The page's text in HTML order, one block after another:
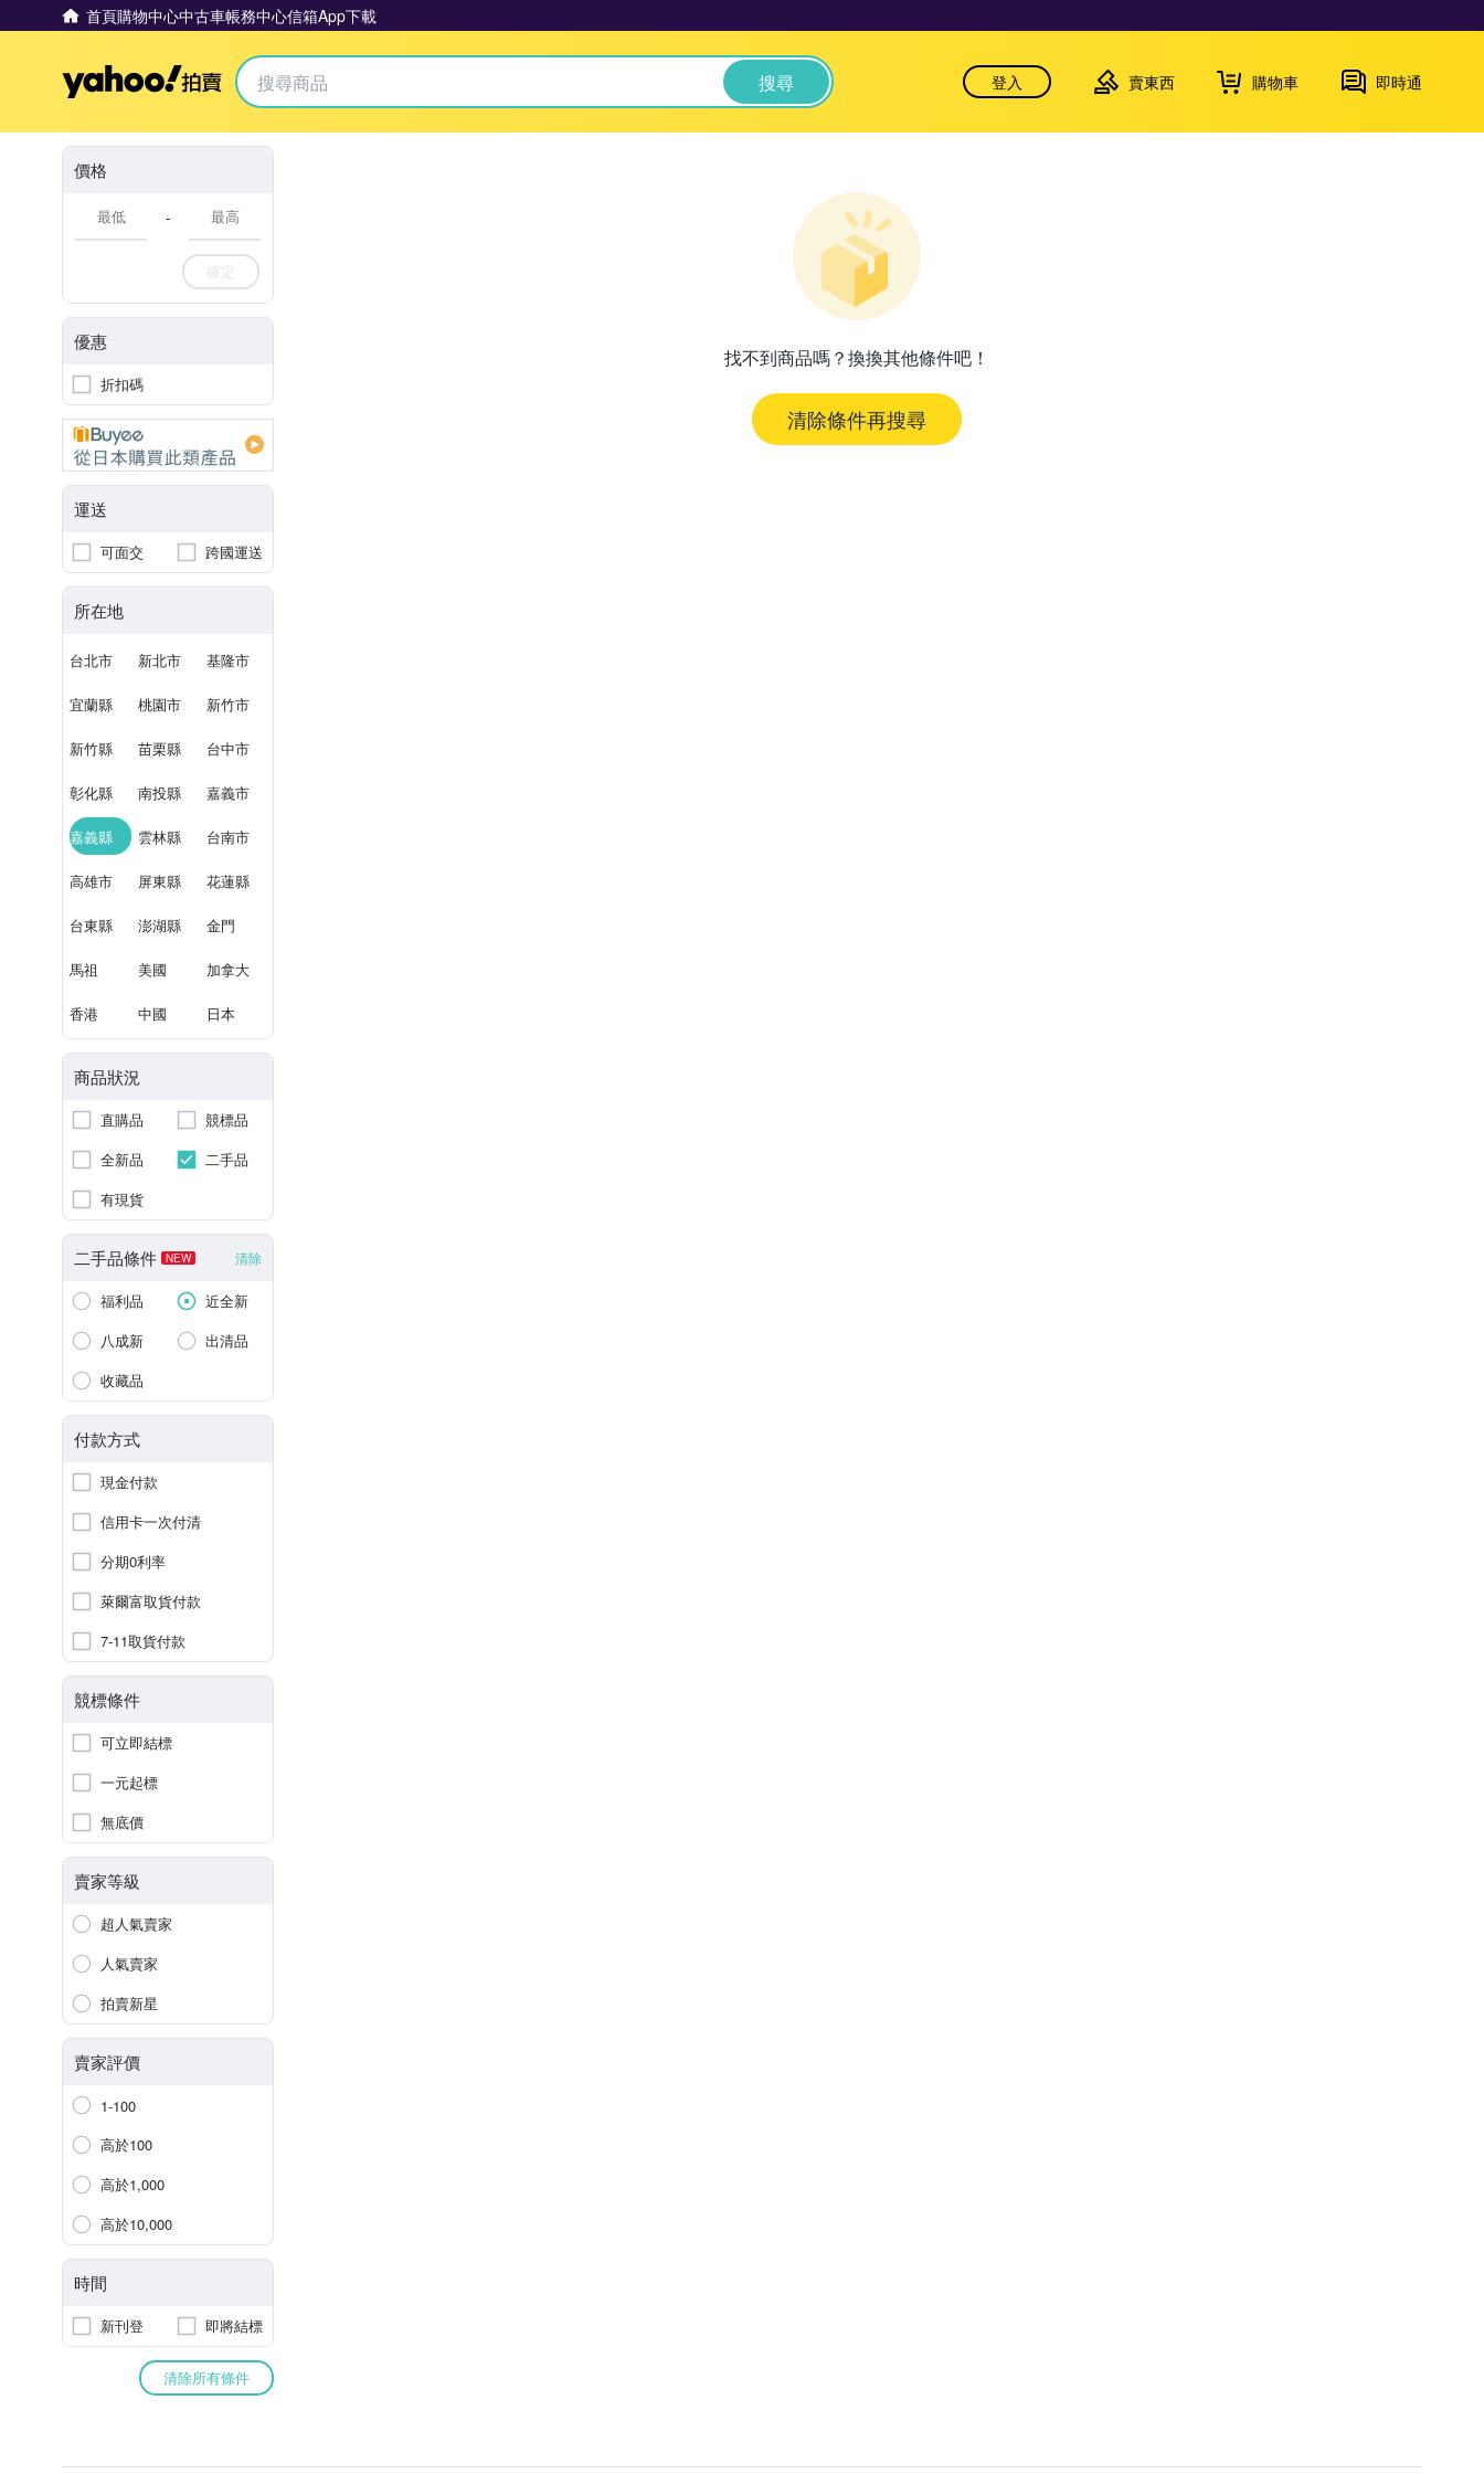
首頁購物中心中古車帳務中心信箱App下載
Yahoo拍賣 搜尋 登入 賣東西 購物車 即時通
價格
-
確定
優惠
折扣碼
運送
可面交 跨國運送
所在地
台北市 新北市 基隆市
宜蘭縣 桃園市 新竹市
新竹縣 苗栗縣 台中市
彰化縣 南投縣 嘉義市
嘉義縣 雲林縣 台南市
高雄市 屏東縣 花蓮縣
台東縣 澎湖縣 金門
馬祖 美國 加拿大
香港 中國 日本
商品狀況
直購品
競標品
全新品
二手品
有現貨
二手品條件 NEW 清除
福利品
近全新
八成新
出清品
收藏品
付款方式
現金付款
信用卡一次付清
分期0利率
萊爾富取貨付款
7-11取貨付款
競標條件
可立即結標
一元起標
無底價
賣家等級
超人氣賣家
人氣賣家
拍賣新星
賣家評價
1-100
高於100
高於1,000
高於10,000
時間
新刊登 即將結標
清除所有條件
找不到商品嗎？換換其他條件吧！
清除條件再搜尋